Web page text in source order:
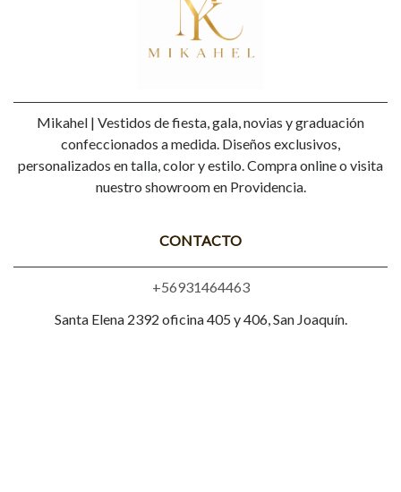
Mikahel | Vestidos de fiesta, gala, novias y graduación
confeccionados a medida. Diseños exclusivos,
personalizados en talla, color y estilo. Compra online o visita
nuestro showroom en Providencia.
CONTACTO
+56931464463
Santa Elena 2392 oficina 405 y 406, San Joaquín.